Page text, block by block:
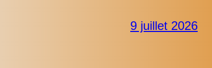
9 juillet 2026